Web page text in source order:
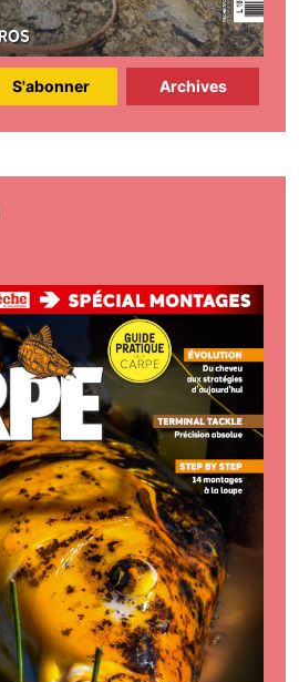
S'abonner Archives